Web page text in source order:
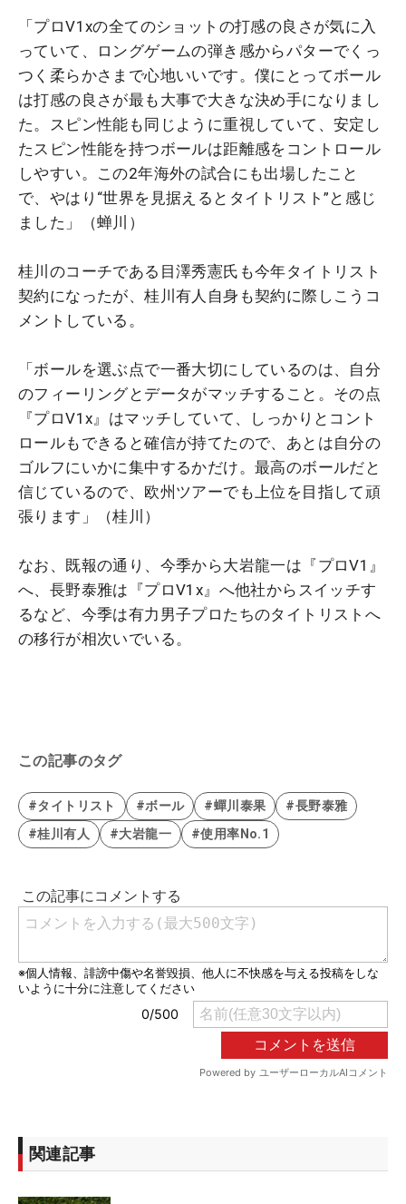
「プロV1xの全てのショットの打感の良さが気に入
っていて、ロングゲームの弾き感からパターでくっ
つく柔らかさまで心地いいです。僕にとってボール
は打感の良さが最も大事で大きな決め手になりまし
た。スピン性能も同じように重視していて、安定し
たスピン性能を持つボールは距離感をコントロール
しやすい。この2年海外の試合にも出場したこと
で、やはり“世界を見据えるとタイトリスト”と感じ
ました」（蝉川）
桂川のコーチである目澤秀憲氏も今年タイトリスト
契約になったが、桂川有人自身も契約に際しこうコ
メントしている。
「ボールを選ぶ点で一番大切にしているのは、自分
のフィーリングとデータがマッチすること。その点
『プロV1x』はマッチしていて、しっかりとコント
ロールもできると確信が持てたので、あとは自分の
ゴルフにいかに集中するかだけ。最高のボールだと
信じているので、欧州ツアーでも上位を目指して頑
張ります」（桂川）
なお、既報の通り、今季から大岩龍一は『プロV1』
へ、長野泰雅は『プロV1x』へ他社からスイッチす
るなど、今季は有力男子プロたちのタイトリストへ
の移行が相次いでいる。
この記事のタグ
#タイトリスト #ボール #蟬川泰果
#長野泰雅
#桂川有人
#大岩龍一 #使用率No.1
関連記事